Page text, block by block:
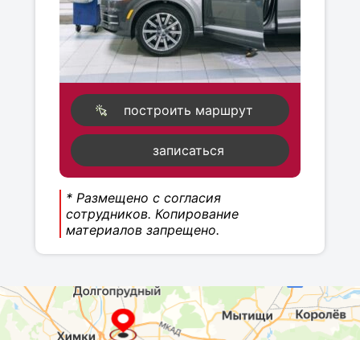
построить маршрут
записаться
* Размещено с согласия
сотрудников. Копирование
материалов запрещено.